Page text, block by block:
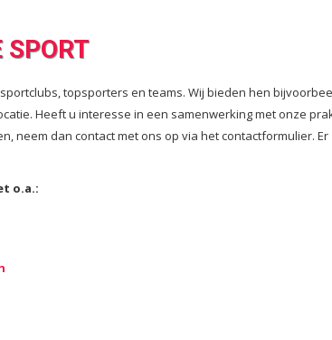
SPORT
topsporters en teams. Wij bieden hen
Heeft u interesse in een samenwerking met onze
neem dan contact met ons op via het contactformulier. Er
o.a.: